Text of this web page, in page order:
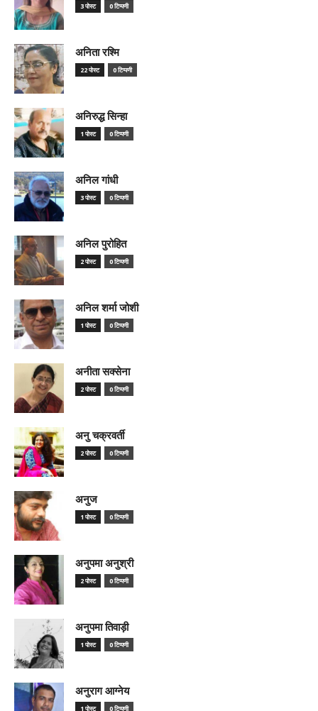
3 पोस्ट 0 टिप्पणी
अनिता रश्मि
22 पोस्ट 0 टिप्पणी
अनिरुद्ध सिन्हा
1 पोस्ट 0 टिप्पणी
अनिल गांधी
3 पोस्ट 0 टिप्पणी
अनिल पुरोहित
2 पोस्ट 0 टिप्पणी
अनिल शर्मा जोशी
1 पोस्ट 0 टिप्पणी
अनीता सक्सेना
2 पोस्ट 0 टिप्पणी
अनु चक्रवर्ती
2 पोस्ट 0 टिप्पणी
अनुज
1 पोस्ट 0 टिप्पणी
अनुपमा अनुश्री
2 पोस्ट 0 टिप्पणी
अनुपमा तिवाड़ी
1 पोस्ट 0 टिप्पणी
अनुराग आग्नेय
1 पोस्ट 0 टिप्पणी